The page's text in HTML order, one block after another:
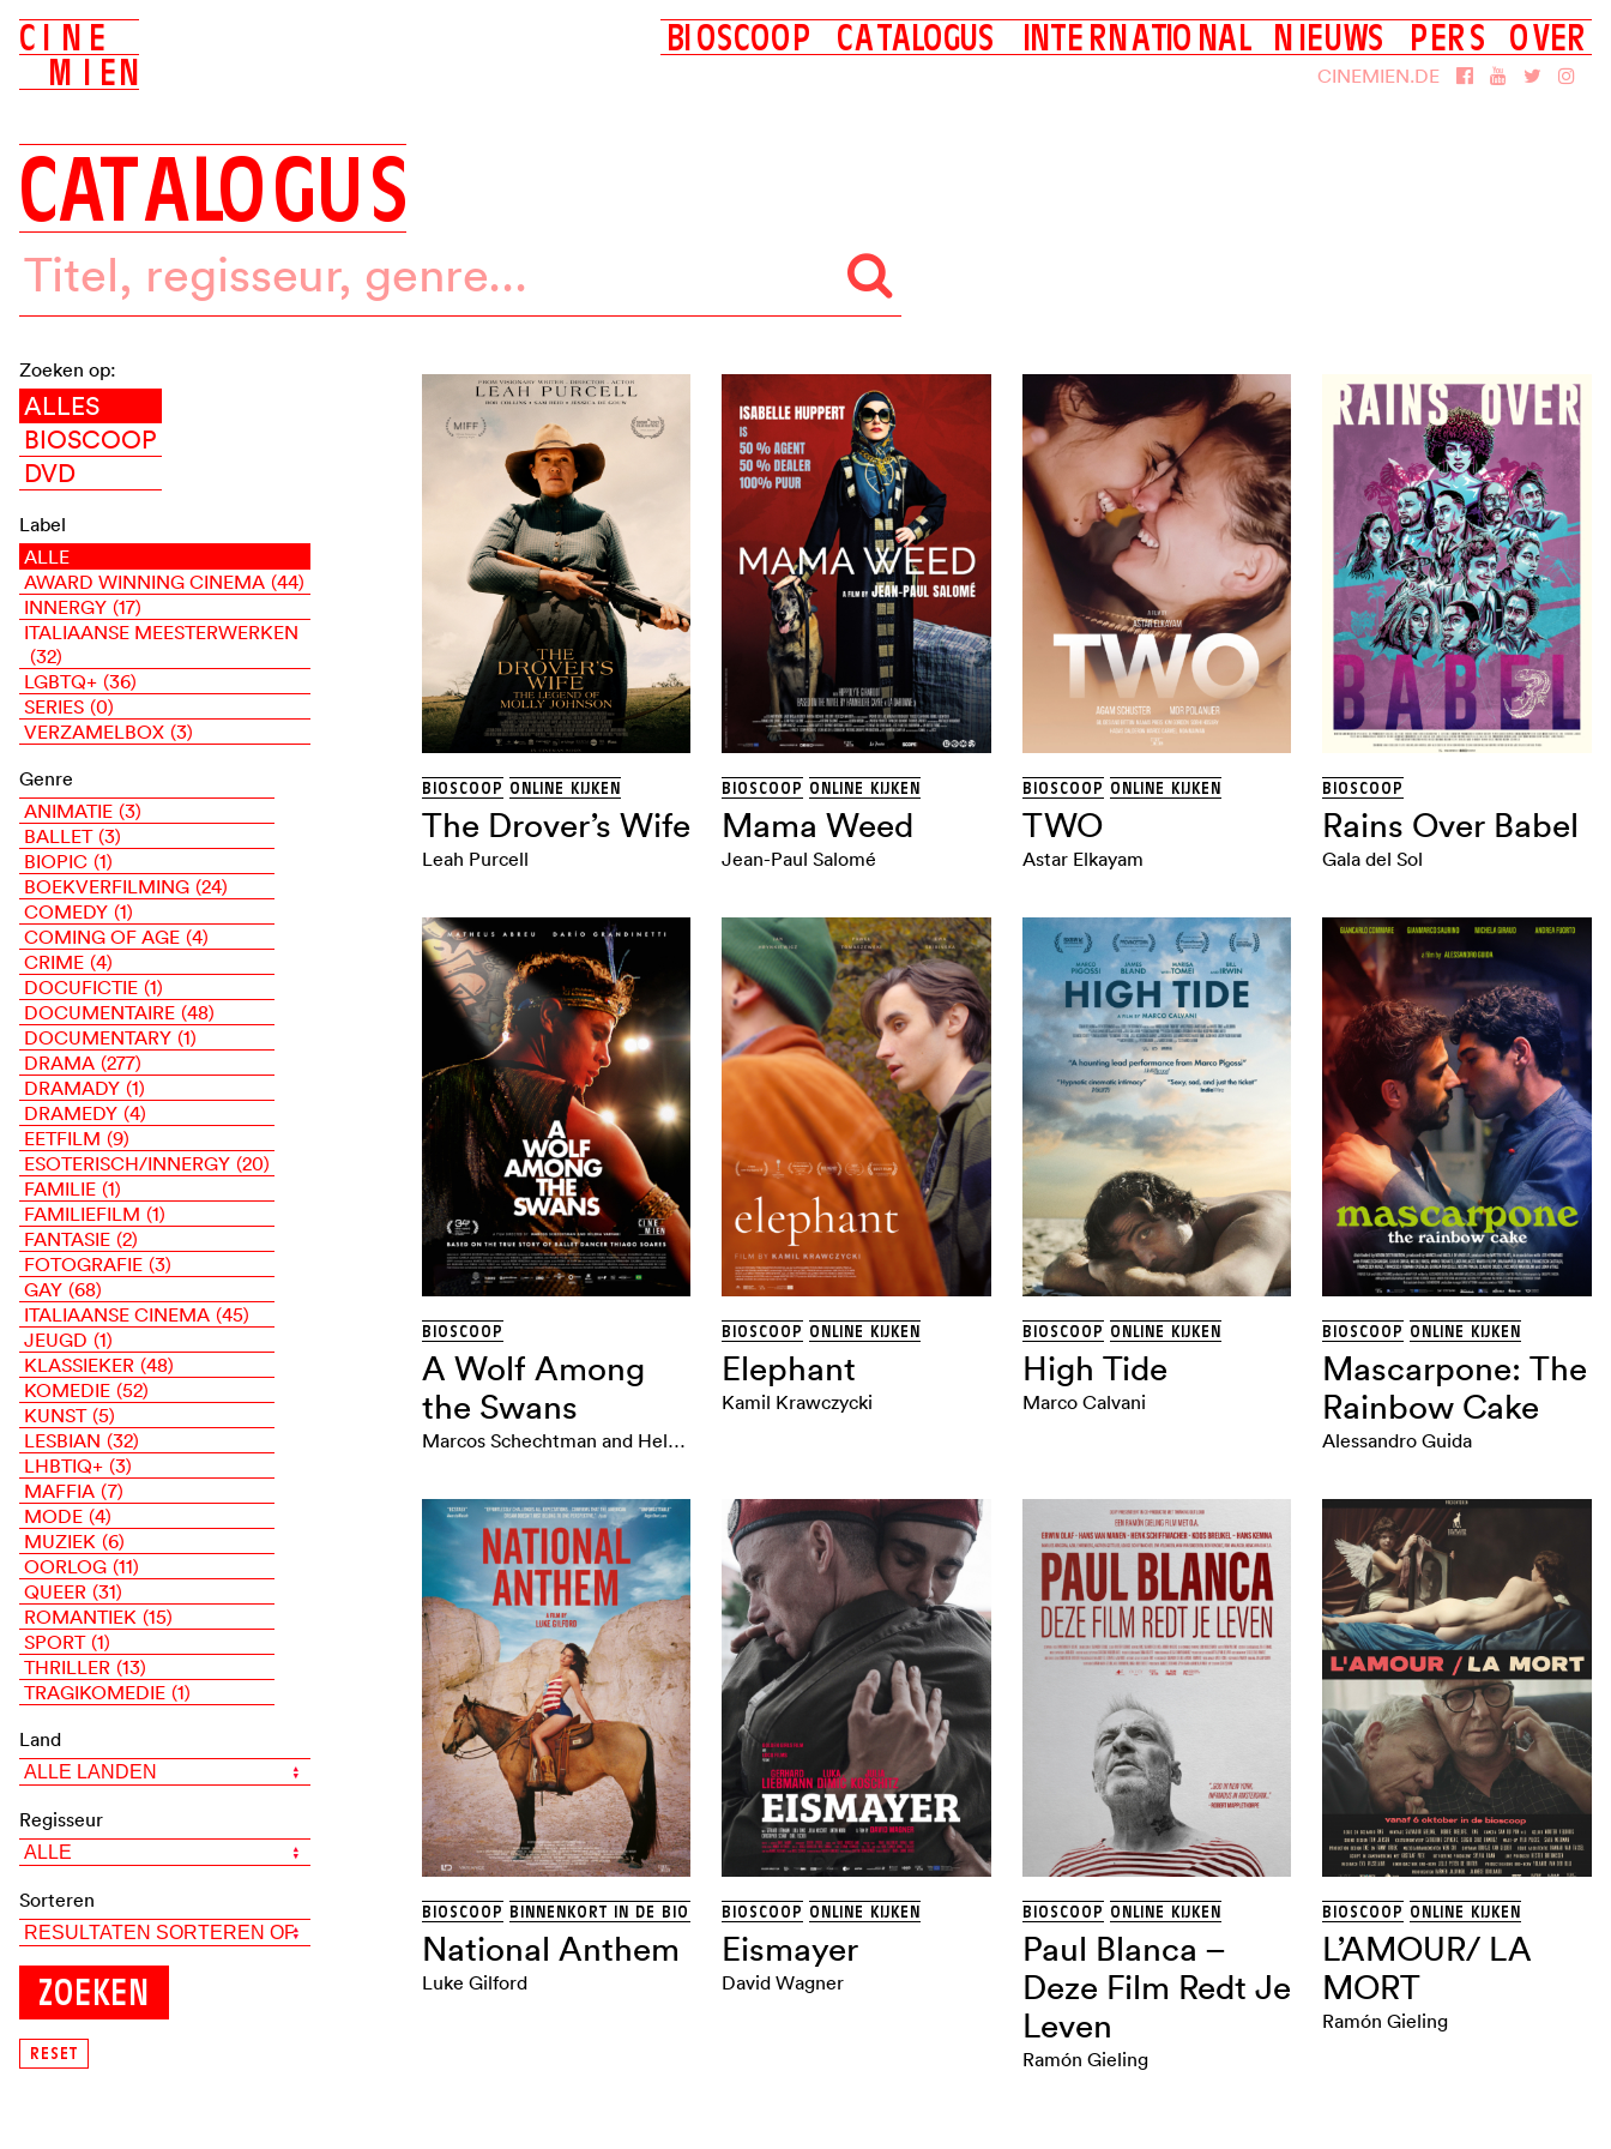
C I N E
M I EN
BIOSCOOP CATALOGUS INTE RNATIO NAL N IEUWS PERS
Films
DVD
OVER
Over Cinemien
CINEMIEN.DE
CATALOGUS
Zoeken op:
ALLES
BIOSCOOP
DVD
Label
ALLE
AWARD WINNING CINEMA (44)
INNERGY (17)
ITALIAANSE MEESTERWERKEN
(32)
LGBTQ+ (36)
SERIES (0)
VERZAMELBOX (3)
Genre
ANIMATIE (3)
BALLET (3)
BIOPIC (1)
BOEKVERFILMING (24)
COMEDY (1)
COMING OF AGE (4)
CRIME (4)
DOCUFICTIE (1)
DOCUMENTAIRE (48)
DOCUMENTARY (1)
DRAMA (277)
DRAMADY (1)
DRAMEDY (4)
EETFILM (9)
ESOTERISCH/INNERGY (20)
FAMILIE (1)
FAMILIEFILM (1)
FANTASIE (2)
FOTOGRAFIE (3)
GAY (68)
ITALIAANSE CINEMA (45)
JEUGD (1)
KLASSIEKER (48)
KOMEDIE (52)
KUNST (5)
LESBIAN (32)
LHBTIQ+ (3)
MAFFIA (7)
MODE (4)
MUZIEK (6)
OORLOG (11)
QUEER (31)
ROMANTIEK (15)
SPORT (1)
THRILLER (13)
TRAGIKOMEDIE (1)
Land
Regisseur
Sorteren
BIOSCOOP ONLINE KIJKEN
The Drover’s Wife
Leah Purcell
BIOSCOOP ONLINE KIJKEN
Mama Weed
Jean-Paul Salomé
BIOSCOOP ONLINE KIJKEN
TWO
Astar Elkayam
BIOSCOOP
Rains Over Babel
Gala del Sol
BIOSCOOP
A Wolf Among
the Swans
Marcos Schechtman and Helena Varvaki
BIOSCOOP ONLINE KIJKEN
Elephant
Kamil Krawczycki
BIOSCOOP ONLINE KIJKEN
High Tide
Marco Calvani
BIOSCOOP ONLINE KIJKEN
Mascarpone: The
Rainbow Cake
Alessandro Guida
BIOSCOOP BINNENKORT IN DE BIOSCOOP
National Anthem
Luke Gilford
BIOSCOOP ONLINE KIJKEN
Eismayer
David Wagner
BIOSCOOP ONLINE KIJKEN
Paul Blanca –
Deze Film Redt Je
Leven
Ramón Gieling
BIOSCOOP ONLINE KIJKEN
L’AMOUR/ LA
MORT
Ramón Gieling